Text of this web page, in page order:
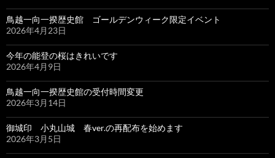
鳥越一向一揆歴史館 ゴールデンウィーク限定イベント
2026年4月23日
今年の能登の桜はきれいです
2026年4月9日
鳥越一向一揆歴史館の受付時間変更
2026年3月14日
御城印 小丸山城 春ver.の再配布を始めます
2026年3月5日